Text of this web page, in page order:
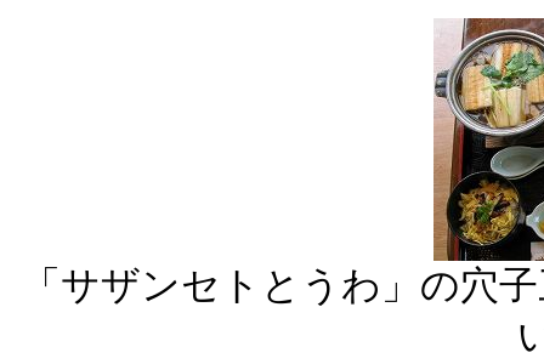
「サザンセトとうわ」の穴